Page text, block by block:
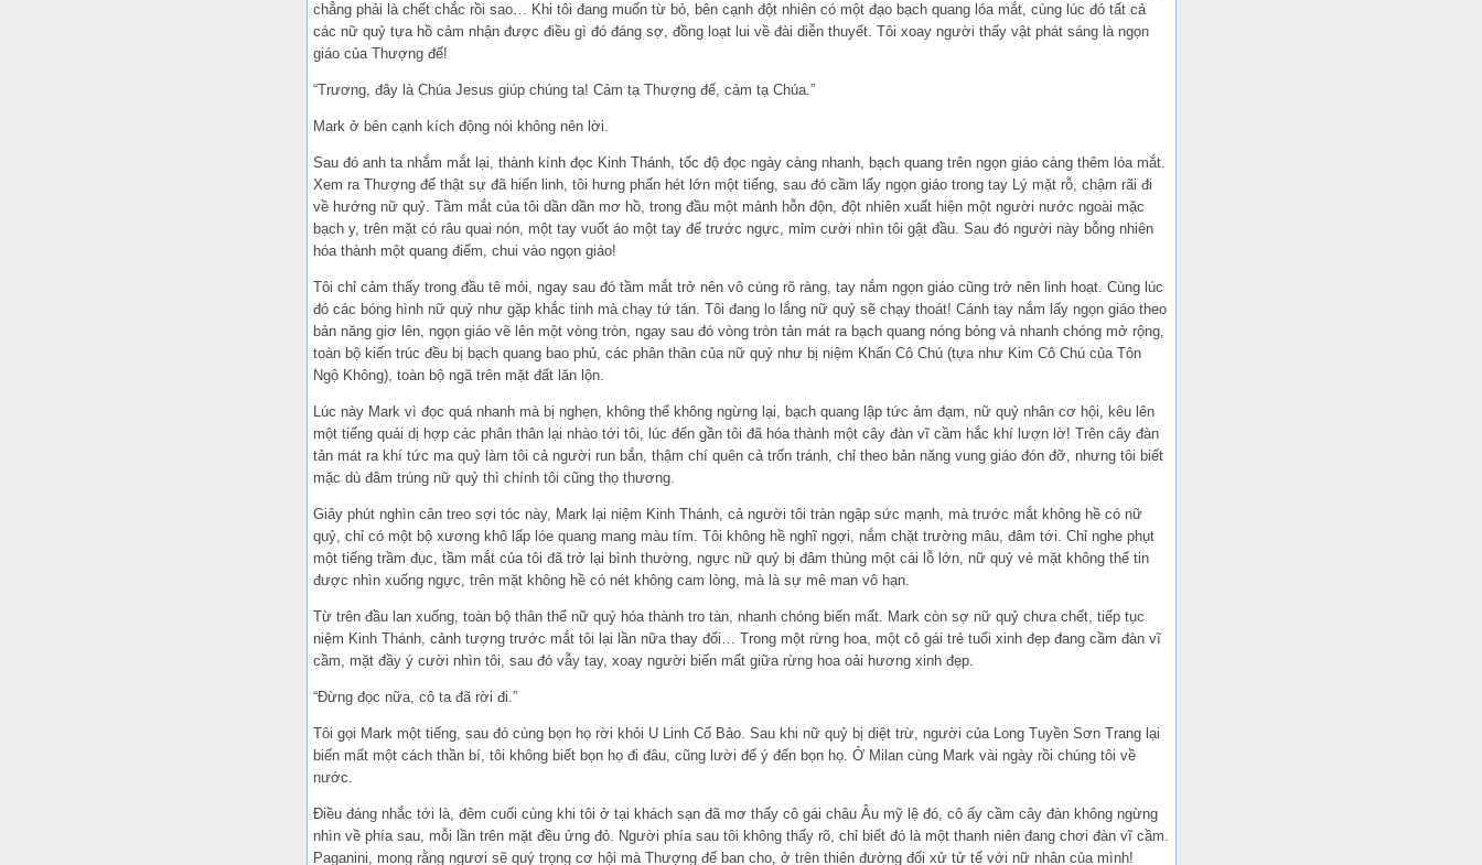
chẳng phải là chết chắc rồi sao… Khi tôi đang muốn từ bỏ, bên cạnh đột nhiên có một đạo bạch quang lóa mắt, cùng lúc đó tất cả
các nữ quỷ tựa hồ cảm nhận được điều gì đó đáng sợ, đồng loạt lui về đài diễn thuyết. Tôi xoay người thấy vật phát sáng là ngọn
giáo của Thượng đế!
“Trương, đây là Chúa Jesus giúp chúng ta! Cảm tạ Thượng đế, cảm tạ Chúa.”
Mark ở bên cạnh kích động nói không nên lời.
Sau đó anh ta nhắm mắt lại, thành kính đọc Kinh Thánh, tốc độ đọc ngày càng nhanh, bạch quang trên ngọn giáo càng thêm lóa mắt.
Xem ra Thượng đế thật sự đã hiển linh, tôi hưng phấn hét lớn một tiếng, sau đó cầm lấy ngọn giáo trong tay Lý mặt rỗ, chậm rãi đi
về hướng nữ quỷ. Tầm mắt của tôi dần dần mơ hồ, trong đầu một mảnh hỗn độn, đột nhiên xuất hiện một người nước ngoài mặc
bạch y, trên mặt có râu quai nón, một tay vuốt áo một tay để trước ngực, mỉm cười nhìn tôi gật đầu. Sau đó người này bỗng nhiên
hóa thành một quang điểm, chui vào ngọn giáo!
Tôi chỉ cảm thấy trong đầu tê mỏi, ngay sau đó tầm mắt trở nên vô cùng rõ ràng, tay nắm ngọn giáo cũng trở nên linh hoạt. Cùng lúc
đó các bóng hình nữ quỷ như gặp khắc tinh mà chạy tứ tán. Tôi đang lo lắng nữ quỷ sẽ chạy thoát! Cánh tay nắm lấy ngọn giáo theo
bản năng giơ lên, ngọn giáo vẽ lên một vòng tròn, ngay sau đó vòng tròn tản mát ra bạch quang nóng bỏng và nhanh chóng mở rộng,
toàn bộ kiến trúc đều bị bạch quang bao phủ, các phân thân của nữ quỷ như bị niệm Khẩn Cô Chú (tựa như Kim Cô Chú của Tôn
Ngộ Không), toàn bộ ngã trên mặt đất lăn lộn.
Lúc này Mark vì đọc quá nhanh mà bị nghẹn, không thể không ngừng lại, bạch quang lập tức ảm đạm, nữ quỷ nhân cơ hội, kêu lên
một tiếng quái dị hợp các phân thân lại nhào tới tôi, lúc đến gần tôi đã hóa thành một cây đàn vĩ cầm hắc khí lượn lờ! Trên cây đàn
tản mát ra khí tức ma quỷ làm tôi cả người run bắn, thậm chí quên cả trốn tránh, chỉ theo bản năng vung giáo đón đỡ, nhưng tôi biết
mặc dù đâm trúng nữ quỷ thì chính tôi cũng thọ thương.
Giây phút nghìn cân treo sợi tóc này, Mark lại niệm Kinh Thánh, cả người tôi tràn ngập sức mạnh, mà trước mắt không hề có nữ
quỷ, chỉ có một bộ xương khô lấp lóe quang mang màu tím. Tôi không hề nghĩ ngợi, nắm chặt trường mâu, đâm tới. Chỉ nghe phụt
một tiếng trầm đục, tầm mắt của tôi đã trở lại bình thường, ngực nữ quỷ bị đâm thủng một cái lỗ lớn, nữ quỷ vẻ mặt không thể tin
được nhìn xuống ngực, trên mặt không hề có nét không cam lòng, mà là sự mê man vô hạn.
Từ trên đầu lan xuống, toàn bộ thân thể nữ quỷ hóa thành tro tàn, nhanh chóng biến mất. Mark còn sợ nữ quỷ chưa chết, tiếp tục
niệm Kinh Thánh, cảnh tượng trước mắt tôi lại lần nữa thay đổi… Trong một rừng hoa, một cô gái trẻ tuổi xinh đẹp đang cầm đàn vĩ
cầm, mặt đầy ý cười nhìn tôi, sau đó vẫy tay, xoay người biến mất giữa rừng hoa oải hương xinh đẹp.
“Đừng đọc nữa, cô ta đã rời đi.”
Tôi gọi Mark một tiếng, sau đó cùng bọn họ rời khỏi U Linh Cổ Bảo. Sau khi nữ quỷ bị diệt trừ, người của Long Tuyền Sơn Trang lại
biến mất một cách thần bí, tôi không biết bọn họ đi đâu, cũng lười để ý đến bọn họ. Ở Milan cùng Mark vài ngày rồi chúng tôi về
nước.
Điều đáng nhắc tới là, đêm cuối cùng khi tôi ở tại khách sạn đã mơ thấy cô gái châu Âu mỹ lệ đó, cô ấy cầm cây đàn không ngừng
nhìn về phía sau, mỗi lần trên mặt đều ửng đỏ. Người phía sau tôi không thấy rõ, chỉ biết đó là một thanh niên đang chơi đàn vĩ cầm.
Paganini, mong rằng ngươi sẽ quý trọng cơ hội mà Thượng đế ban cho, ở trên thiên đường đối xử tử tế với nữ nhân của mình!